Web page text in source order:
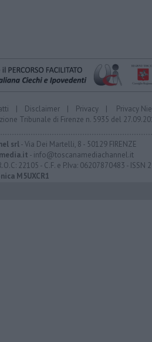
| Disclaimer | Privacy | Privacy
Tribunale di Firenze n. 5935 del
srl- Via Dei Martelli, 8 - 50129 FIRENZE
- info@toscanamediachannel.it
22105 - C.F. e P.Iva: 06207870483 - ISSN
M5UXCR1